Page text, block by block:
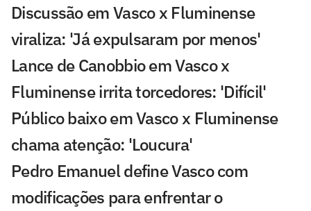
Discussão em Vasco x Fluminense
viraliza: 'Já expulsaram por menos'
Lance de Canobbio em Vasco x
Fluminense irrita torcedores: 'Difícil'
Público baixo em Vasco x Fluminense
chama atenção: 'Loucura'
Pedro Emanuel define Vasco com
modificações para enfrentar o